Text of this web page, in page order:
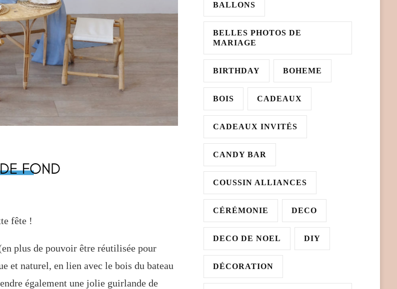
fête !
plus de pouvoir être réutilisée pour
et naturel, en lien avec le bois du bateau
également une jolie guirlande de
BALLONS
BELLES PHOTOS DE
MARIAGE
BIRTHDAY BOHEME
BOIS CADEAUX
CADEAUX INVITÉS
CANDY BAR
COUSSIN ALLIANCES
CÉRÉMONIE DECO
DECO DE NOEL DIY
DÉCORATION